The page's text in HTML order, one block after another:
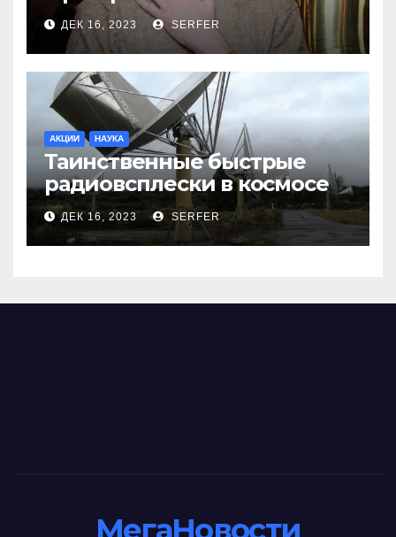
меня взяли Пригожина»
ДЕК 16, 2023 SERFER
АКЦИИ НАУКА
Таинственные быстрые
радиовсплески в космосе
сделались все более
странными
ДЕК 16, 2023 SERFER